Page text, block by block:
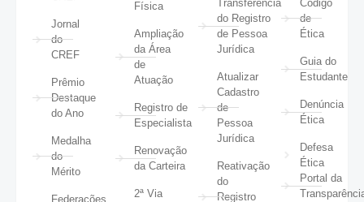
Jornal
do
CREF
Prêmio
Destaque
do Ano
Medalha
do
Mérito
Federações
Física
Ampliação
da Área
de
Atuação
Registro de
Especialista
Renovação
da Carteira
2ª Via
Transferência
do Registro
de Pessoa
Jurídica
Atualizar
Cadastro
de
Pessoa
Jurídica
Reativação
do
Registro
Código
de
Ética
Guia do
Estudante
Denúncia
Ética
Defesa
Ética
Portal da